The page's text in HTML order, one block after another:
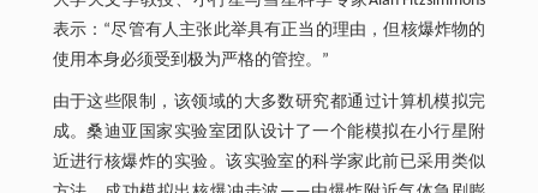
表示：“尽管有人主张此举具有正当的理由，但核爆炸物的
使用本身必须受到极为严格的管控。”
由于这些限制，该领域的大多数研究都通过计算机模拟完
成。桑迪亚国家实验室团队设计了一个能模拟在小行星附
近进行核爆炸的实验。该实验室的科学家此前已采用类似